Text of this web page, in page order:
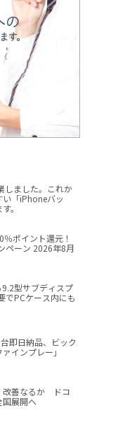
しました。これか
い「iPhoneバッ
。
％ポイント還元！
ペーン 2026年8月
型サブディスプ
でPCケース内にも
即日納品、ビック
インプレー」
改善なるか ドコ
国展開へ